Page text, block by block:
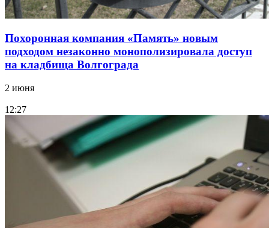
Похоронная компания «Память» новым
подходом незаконно монополизировала доступ
на кладбища Волгограда
2 июня
12:27